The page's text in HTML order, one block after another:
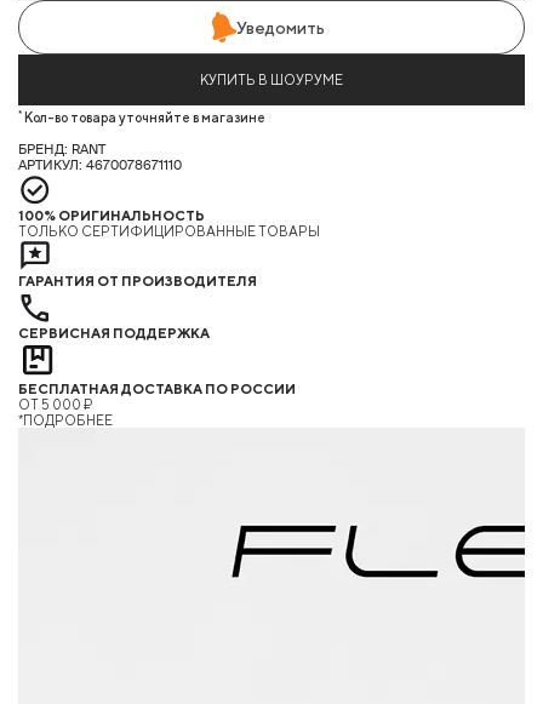
Уведомить
КУПИТЬ В ШОУРУМЕ
* Кол-во товара уточняйте в магазине
БРЕНД: RANT
АРТИКУЛ: 4670078671110
100% ОРИГИНАЛЬНОСТЬ
ТОЛЬКО СЕРТИФИЦИРОВАННЫЕ ТОВАРЫ
ГАРАНТИЯ ОТ ПРОИЗВОДИТЕЛЯ
СЕРВИСНАЯ ПОДДЕРЖКА
БЕСПЛАТНАЯ ДОСТАВКА ПО РОССИИ
ОТ 5 000 ₽
*ПОДРОБНЕЕ